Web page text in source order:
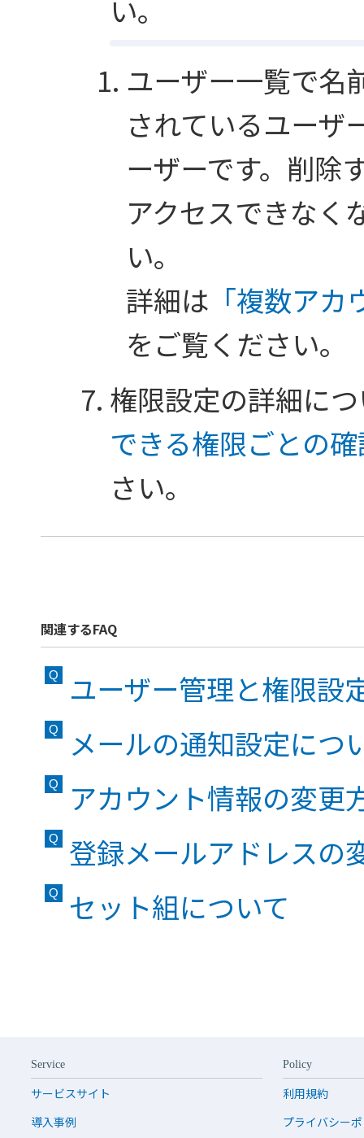
い。
ユーザー一覧で名
されているユーザ
ーザーです。削除
アクセスできなく
い。
詳細は 「複数ア
をご覧ください。
権限設定の詳細に
できる権限ごとの
さい。
関連するFAQ
ユーザー管理と権限設
メールの通知設定につ
アカウント情報の変更
登録メールアドレスの
セット組について
Service
サービスサイト
導入事例
Policy
利用規約
プライバシー